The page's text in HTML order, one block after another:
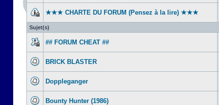
★★★ CHARTE DU FORUM (Pensez à la lire) ★★★
Sujet(s)
## FORUM CHEAT ##
BRICK BLASTER
Doppleganger
Bounty Hunter (1986)